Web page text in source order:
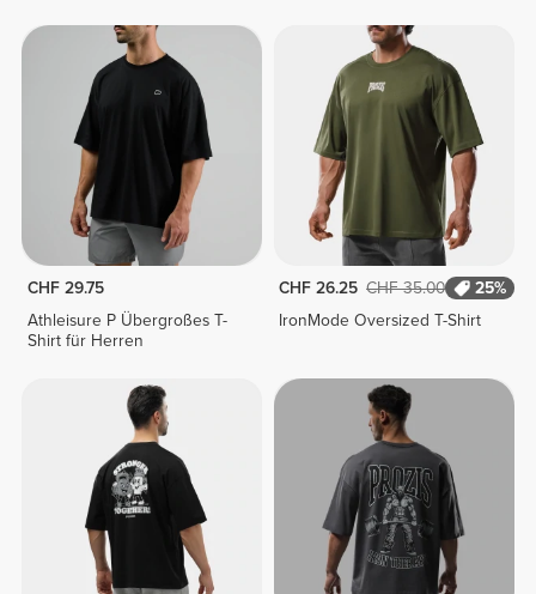
CHF 29.75
Athleisure P Übergroßes T-
Shirt für Herren
CHF 26.25 CHF 35.00
25%
IronMode Oversized T-Shirt